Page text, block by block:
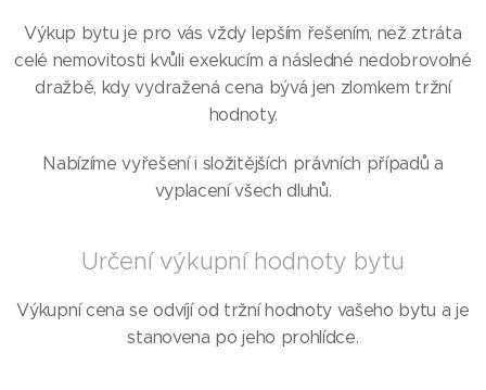
Výkup bytu je pro vás vždy lepším řešením, než ztráta
celé nemovitosti kvůli exekucím a následné nedobrovolné
dražbě, kdy vydražená cena bývá jen zlomkem tržní
hodnoty.
Nabízíme vyřešení i složitějších právních případů a
vyplacení všech dluhů.
Určení výkupní hodnoty bytu
Výkupní cena se odvíjí od tržní hodnoty vašeho bytu a je
stanovena po jeho prohlídce.